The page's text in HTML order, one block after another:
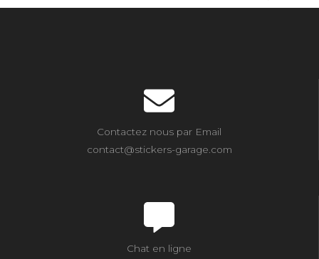
Contactez nous par Email
contact@stickers-garage.com
Chat en ligne